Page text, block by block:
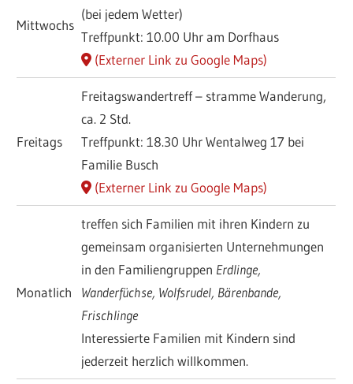
Mittwochs
(bei jedem Wetter)
Treffpunkt: 10.00 Uhr am Dorfhaus
(Externer Link zu Google Maps)
Freitags
Freitagswandertreff – stramme Wanderung,
ca. 2 Std.
Treffpunkt: 18.30 Uhr Wentalweg 17 bei
Familie Busch
(Externer Link zu Google Maps)
Monatlich
treffen sich Familien mit ihren Kindern zu
gemeinsam organisierten Unternehmungen
in den Familiengruppen Erdlinge,
Wanderfüchse, Wolfsrudel, Bärenbande,
Frischlinge
Interessierte Familien mit Kindern sind
jederzeit herzlich willkommen.